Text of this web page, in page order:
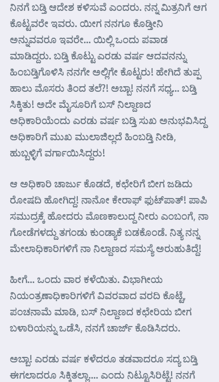
ನಿನಗೆ ಬಡ್ತಿ ಆದೇಶ ಕಳಿಸುವೆ ಎಂದರು. ನನ್ನ ಮಿತ್ರನಿಗೆ ಆಗ
ಕೊಟ್ಟವರೇ ಇವರು. ಯೀಗ ನನಗೂ ಕೊಡ್ತೀನಿ
ಅನ್ನುವವರೂ ಇವರೇ… ಯಿಲ್ಲಿ ಒಂದು ಪವಾಡ
ಮಾಡಿದ್ದರು. ಬಡ್ತಿ ಕೊಟ್ಟು ಎರಡು ವರ್ಷ ಆದವನನ್ನು
ಹಿಂಬಡ್ತಿಗೊಳಿಸಿ ನನಗೇ ಅಲ್ಲಿಗೇ ಕೊಟ್ಟರು! ಹೇಗಿದೆ ತುಪ್ಪ
ಹಾಲು ಮೊಸರು ತಿಂದ ತಲೆ?! ಅಬ್ಬಾ! ನನಗೆ ಸಧ್ಯ… ಬಡ್ತಿ
ಸಿಕ್ಕಿತು! ಅದೇ ಮೈಸೂರಿಗೆ ಬಸ್ ನಿಲ್ದಾಣದ
ಅಧಿಕಾರಿಯೆಂದು ಎರಡು ವರ್ಷ ಬಡ್ತಿ ಸುಖ ಅನುಭವಿಸಿದ್ದ
ಅಧಿಕಾರಿಗೆ ಮುಖ ಮುಲಾಜಿಲ್ಲದೆ ಹಿಂಬಡ್ತಿ ನೀಡಿ,
ಹುಬ್ಬಳ್ಳಿಗೆ ವರ್ಗಾಯಿಸಿದ್ದರು!
ಆ ಅಧಿಕಾರಿ ಚಾರ್ಜು ಕೊಡದೆ, ಕಛೇರಿಗೆ ಬೀಗ ಜಡಿದು
ರೋಷದಿ ಹೋಗಿದ್ದ! ನಾನೋ ಕೇರಾಫ್ ಫುಟ್‌ಪಾತ್! ಪಾಪಿ
ಸಮುದ್ರಕ್ಕೆ ಹೋದರು ಮೊಣಕಾಲುದ್ದ ನೀರು ಎಂಬಂಗೆ, ನಾ
ಗೋಡೆಗಳದ್ದು ತಗಂಡು ಕುಂಡ್ಯಾಕೆ ಬಡಕೊಂಡೆ. ನಿತ್ಯ ನನ್ನ
ಮೇಲಾಧಿಕಾರಿಗಳಿಗೆ ನಾ ನಿಲ್ದಾಣದ ಸಮಸ್ಯೆ ಅರುಹುತಿದ್ದೆ!
ಹೀಗೆ… ಒಂದು ವಾರ ಕಳೆಯಿತು. ವಿಭಾಗೀಯ
ನಿಯಂತ್ರಣಾಧಿಕಾರಿಗಳಿಗೆ ವಿವರವಾದ ವರದಿ ಕೊಟ್ಟೆ,
ಪಂಚನಾಮೆ ಮಾಡಿ, ಬಸ್ ನಿಲ್ದಾಣದ ಕಛೇರಿಯ ಬೀಗ
ಬಳಾರಿಯನ್ನು ಒಡೆಸಿ, ನನಗೆ ಚಾರ್ಜ್ ಕೊಡಿಸಿದರು.
ಅಬ್ಬಾ! ಎರಡು ವರ್ಷ ಕಳೆದರೂ ತಡವಾದರೂ ಸದ್ಯ ಬಡ್ತಿ
ಈಗಲಾದರೂ ಸಿಕ್ಕಿತಲ್ಲಾ…. ಎಂದು ನಿಟ್ಟೂಸಿರಿಟ್ಟೆ! ನನಗೆ